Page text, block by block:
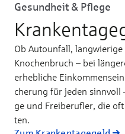
Gesundheit & Pflege
Ob Autounfall,
Kno­chen­­bruch – bei
er­­heb­li­che
che­rung für je­den
ge und Frei­­be­ruf­ler, die
ten.